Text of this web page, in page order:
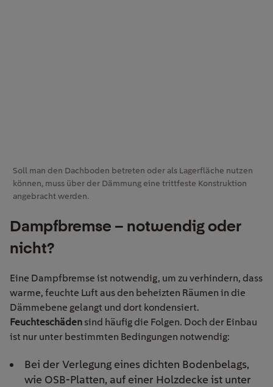
Soll man den Dachboden betreten oder als Lagerfläche nutzen
können, muss über der Dämmung eine trittfeste Konstruktion
angebracht werden.
Dampfbremse – notwendig oder
nicht?
Eine Dampfbremse ist notwendig, um zu verhindern, dass
warme, feuchte Luft aus den beheizten Räumen in die
Dämmebene gelangt und dort kondensiert.
Feuchteschäden sind häufig die Folgen. Doch der Einbau
ist nur unter bestimmten Bedingungen notwendig:
Bei der Verlegung eines dichten Bodenbelags,
wie OSB-Platten, auf einer Holzdecke ist unter